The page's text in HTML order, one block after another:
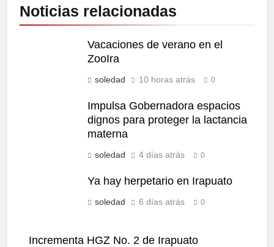
Noticias relacionadas
Vacaciones de verano en el
ZooIra
soledad 10 horas atrás 0
Impulsa Gobernadora espacios
dignos para proteger la lactancia
materna
soledad 4 días atrás 0
Ya hay herpetario en Irapuato
soledad 6 días atrás 0
Incrementa HGZ No. 2 de Irapuato